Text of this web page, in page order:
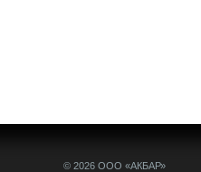
© 2026 ООО «АКБАР»